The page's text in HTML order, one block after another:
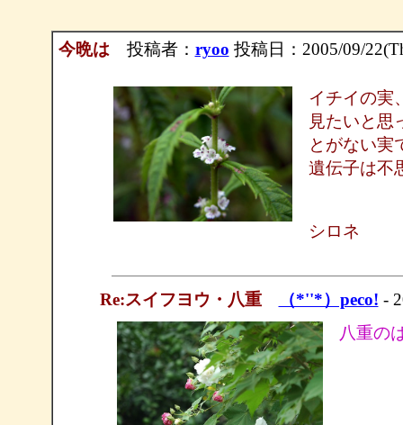
今晩は投稿者： ryoo 投稿日：2005/09/
イチイの実
見たいと思
とがない
遺伝子は不
シロネ
Re:スイフヨウ・八重 （*''*）peco! -
八重の